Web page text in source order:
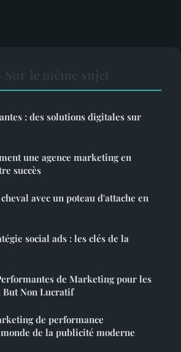
: des solutions digitales sur
une agence marketing en
succès
avec un poteau d'attache en
social ads : les clés de la
de Marketing pour les
But Non Lucratif
de performance
de la publicité moderne